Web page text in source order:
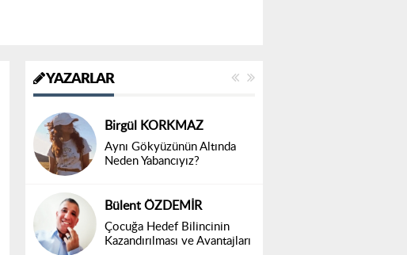
YAZARLAR
Birgül KORKMAZ
Aynı Gökyüzünün Altında
Neden Yabancıyız?
Bülent ÖZDEMİR
Çocuğa Hedef Bilincinin
Kazandırılması ve Avantajları